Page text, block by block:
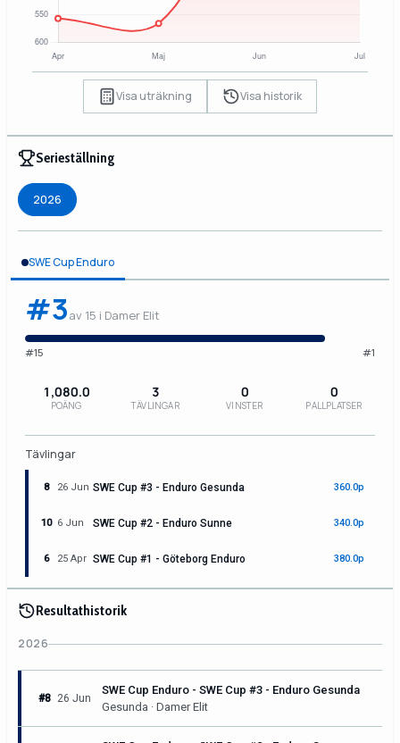
Visa uträkning Visa historik
Serieställning
2026
SWE Cup Enduro
#3av 15 i Damer Elit
#15 #1
1,080.0
POÄNG
3
TÄVLINGAR
0
VINSTER
0
PALLPLATSER
Tävlingar
8 26 Jun SWE Cup #3 - Enduro Gesunda 360.0p
10 6 Jun SWE Cup #2 - Enduro Sunne 340.0p
6 25 Apr SWE Cup #1 - Göteborg Enduro 380.0p
Resultathistorik
2026
#8 26 Jun
SWE Cup Enduro - SWE Cup #3 - Enduro Gesunda
Gesunda · Damer Elit